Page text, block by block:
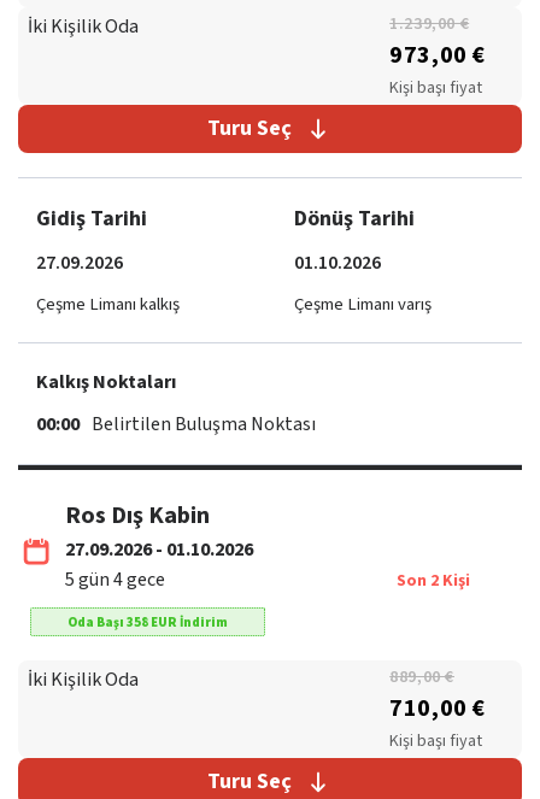
İki Kişilik Oda 1.239,00 €
973,00 €
Kişi başı fiyat
Turu Seç
Gidiş Tarihi
27.09.2026
Çeşme Limanı kalkış
Dönüş Tarihi
01.10.2026
Çeşme Limanı varış
Kalkış Noktaları
00:00 Belirtilen Buluşma Noktası
Ros Dış Kabin
27.09.2026 - 01.10.2026
5gün4gece Son 2 Kişi
Oda Başı 358 EUR İndirim
İki Kişilik Oda 889,00 €
710,00 €
Kişi başı fiyat
Turu Seç